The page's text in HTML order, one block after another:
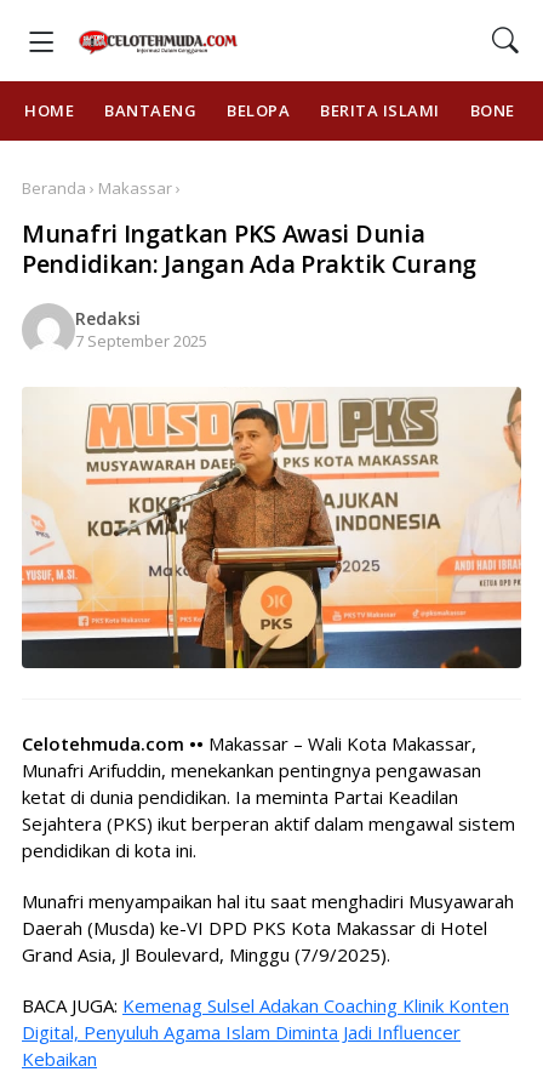
HOME BANTAENG BELOPA BERITA ISLAMI BONE
Beranda › Makassar ›
Munafri Ingatkan PKS Awasi Dunia
Pendidikan: Jangan Ada Praktik Curang
Redaksi
7 September 2025
Celotehmuda.com •• Makassar – Wali Kota Makassar,
Munafri Arifuddin, menekankan pentingnya pengawasan
ketat di dunia pendidikan. Ia meminta Partai Keadilan
Sejahtera (PKS) ikut berperan aktif dalam mengawal sistem
pendidikan di kota ini.
Munafri menyampaikan hal itu saat menghadiri Musyawarah
Daerah (Musda) ke-VI DPD PKS Kota Makassar di Hotel
Grand Asia, Jl Boulevard, Minggu (7/9/2025).
BACA JUGA: Kemenag Sulsel Adakan Coaching Klinik Konten
Digital, Penyuluh Agama Islam Diminta Jadi Influencer
Kebaikan